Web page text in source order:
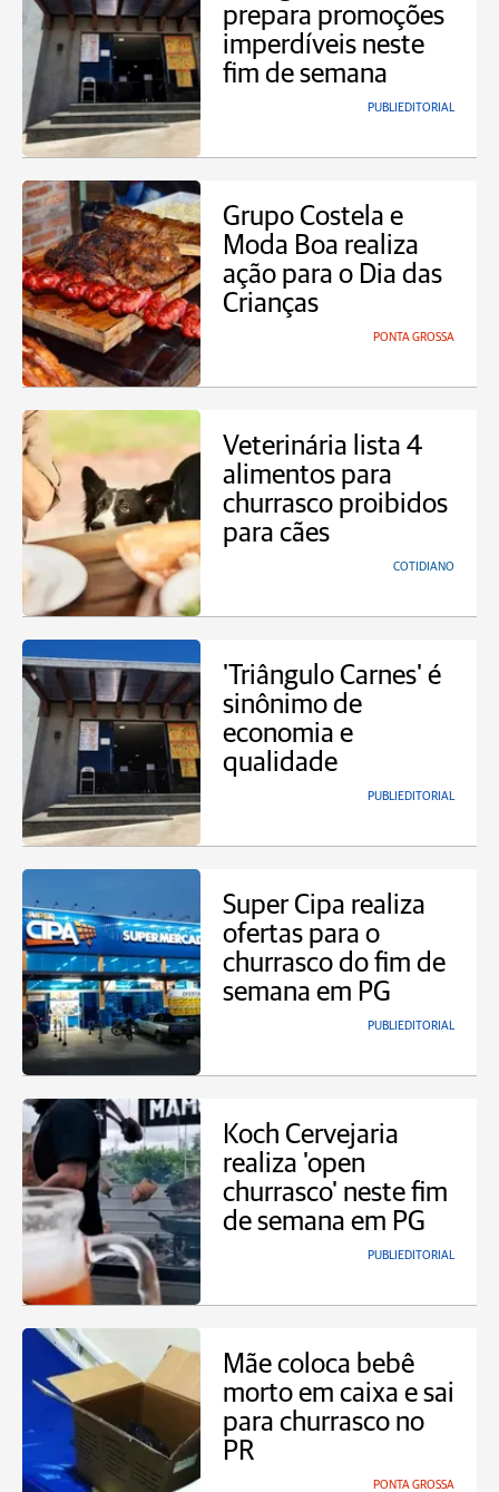
prepara promoções
imperdíveis neste
fim de semana
PUBLIEDITORIAL
Grupo Costela e
Moda Boa realiza
ação para o Dia das
Crianças
PONTA GROSSA
Veterinária lista 4
alimentos para
churrasco proibidos
para cães
COTIDIANO
'Triângulo Carnes' é
sinônimo de
economia e
qualidade
PUBLIEDITORIAL
Super Cipa realiza
ofertas para o
churrasco do fim de
semana em PG
PUBLIEDITORIAL
Koch Cervejaria
realiza 'open
churrasco' neste fim
de semana em PG
PUBLIEDITORIAL
Mãe coloca bebê
morto em caixa e sai
para churrasco no
PR
PONTA GROSSA